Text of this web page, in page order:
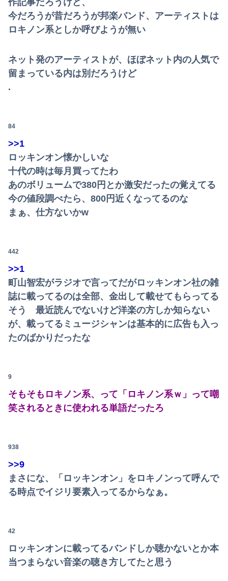
【悲報】ゲーム配信者さん、家賃8万円の部屋で深夜配信→管理会社から厳重注意されてお気持ち表明ｗｗｗ
【悲報】女性「男への最大ダメージはこれ」←お前ら耐えられる？
８～１３歳の少年１９人に自宅で性的暴行やわいせつ、３１歳男に懲役１５年
高市総理「物価上昇を上回る賃上げを日本に定着させる」⇒ 国家公務員月給3.51％増へ
コメ高値掴みの損切り加速ｗｗｗｗｗｗｗｗｗ
ク●ニ中に匂ったらこうなるww
作記事だろうけど、
今だろうが昔だろうが邦楽バンド、アーティストは
ロキノン系としか呼びようが無い
ネット発のアーティストが、ほぼネット内の人気で
留まっている内は別だろうけど
.
84
>>1
ロッキンオン懐かしいな
十代の時は毎月買ってたわ
あのボリュームで380円とか激安だったの覚えてる
今の値段調べたら、800円近くなってるのな
まぁ、仕方ないかw
442
>>1
町山智宏がラジオで言ってだがロッキンオン社の雑
誌に載ってるのは全部、金出して載せてもらってる
そう 最近読んでないけど洋楽の方しか知らない
が、載ってるミュージシャンは基本的に広告も入っ
たのばかりだったな
9
そもそもロキノン系、って「ロキノン系ｗ」って嘲
笑されるときに使われる単語だったろ
938
>>9
まさにな、「ロッキンオン」をロキノンって呼んで
る時点でイジリ要素入ってるからなぁ。
42
ロッキンオンに載ってるバンドしか聴かないとか本
当つまらない音楽の聴き方してたと思う